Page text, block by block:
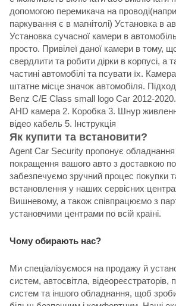
допомогою перемикача на
паркування є в магнітолі) Установка в
Установка сучасної камери в
просто. Привілеї даної камери в тому,
свердлити та робити дірки в корпусі, а
частині автомобілі та псувати їх.
штатне місце значок автомобіля.
Benz C/E Class small logo Car 2012-
AHD камера 2. Коробка 3. Шнур
відео кабель 5. Інструкція
Як купити та встановити?
Agent Car Security пропонує
покращення вашого авто з доставкою по
забезпечуємо зручний процес покупки
встановлення у наших сервісних
Вишневому, а також співпрацюємо з
установчими центрами по всій країні.
Чому обирають нас?
Ми спеціалізуємося на продажу й
систем, автосвітла, відеореєстраторів,
систем та іншого обладнання, щоб